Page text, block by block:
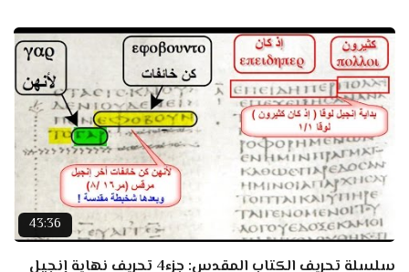
43:36
سلسلة تحريف الكتاب المقدس: جزء4 تحريف نهاية إنجيل